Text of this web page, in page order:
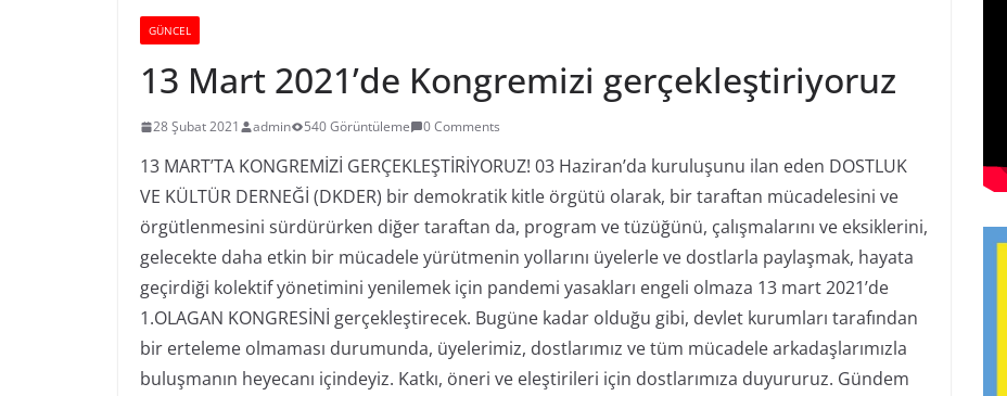
GÜNCEL
13 Mart 2021’de Kongremizi gerçekleştiriyoruz
28 Şubat 2021 admin 540 Görüntüleme 0 Comments
13 MART’TA KONGREMİZİ GERÇEKLEŞTİRİYORUZ! 03 Haziran’da kuruluşunu ilan eden DOSTLUK
VE KÜLTÜR DERNEĞİ (DKDER) bir demokratik kitle örgütü olarak, bir taraftan mücadelesini ve
örgütlenmesini sürdürürken diğer taraftan da, program ve tüzüğünü, çalışmalarını ve eksiklerini,
gelecekte daha etkin bir mücadele yürütmenin yollarını üyelerle ve dostlarla paylaşmak, hayata
geçirdiği kolektif yönetimini yenilemek için pandemi yasakları engeli olmaza 13 mart 2021’de
1.OLAGAN KONGRESİNİ gerçekleştirecek. Bugüne kadar olduğu gibi, devlet kurumları tarafından
bir erteleme olmaması durumunda, üyelerimiz, dostlarımız ve tüm mücadele arkadaşlarımızla
buluşmanın heyecanı içindeyiz. Katkı, öneri ve eleştirileri için dostlarımıza duyururuz. Gündem